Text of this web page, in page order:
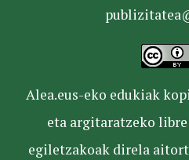
Alea.eus-eko edukiak
eta argitaratzeko libre
egiletzakoak direla